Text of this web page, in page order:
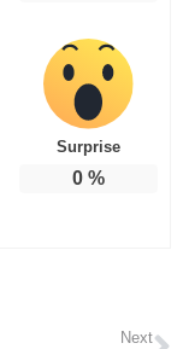
Surprise
0%
Next